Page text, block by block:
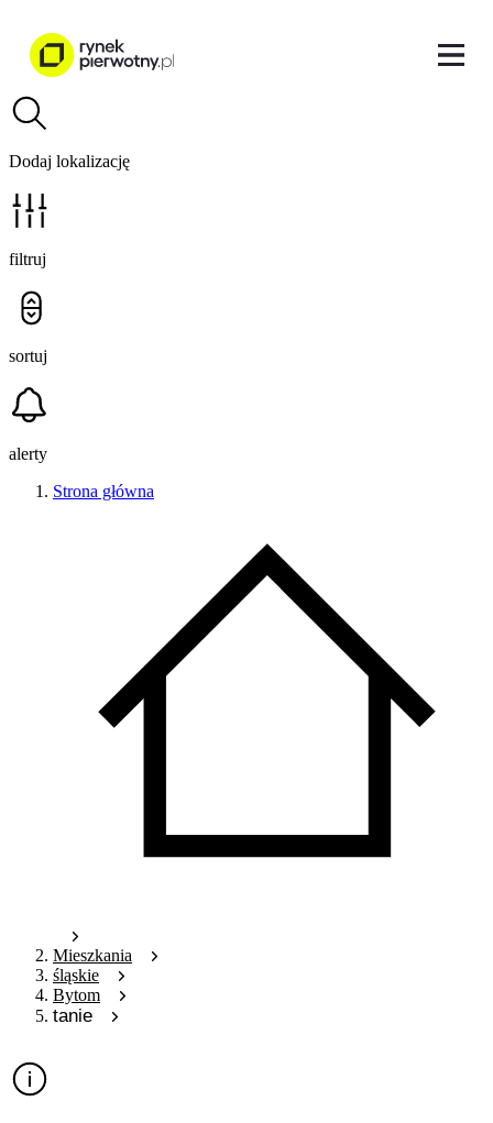
Dodaj lokalizację
filtruj
sortuj
alerty
Strona główna
Mieszkania
śląskie
Bytom
tanie